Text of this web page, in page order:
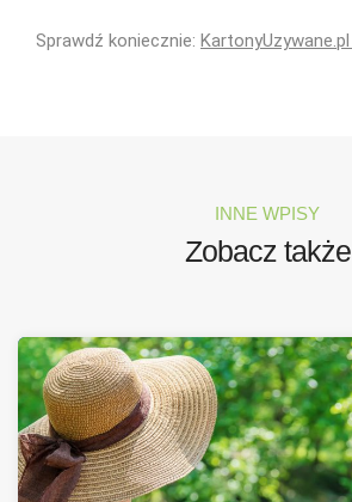
Sprawdź koniecznie: KartonyUzywane.pl
INNE WPISY
Zobacz także